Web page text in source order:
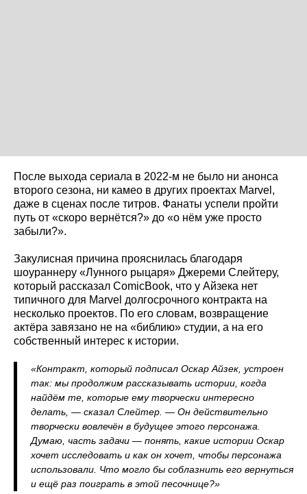
После выхода сериала в 2022-м не было ни анонса
второго сезона, ни камео в других проектах Marvel,
даже в сценах после титров. Фанаты успели пройти
путь от «скоро вернётся?» до «о нём уже просто
забыли?».
Закулисная причина прояснилась благодаря
шоураннеру «Лунного рыцаря» Джереми Слейтеру,
который рассказал ComicBook, что у Айзека нет
типичного для Marvel долгосрочного контракта на
несколько проектов. По его словам, возвращение
актёра завязано не на «библию» студии, а на его
собственный интерес к истории.
«Контракт, который подписал Оскар Айзек, устроен
так: мы продолжим рассказывать истории, когда
найдём те, которые ему творчески интересно
делать, — сказал Слейтер. — Он действительно
творчески вовлечён в будущее этого персонажа.
Думаю, часть задачи — понять, какие истории Оскар
хочет исследовать и как он хочет, чтобы персонажа
использовали. Что могло бы соблазнить его вернуться
и ещё раз поиграть в этой песочнице?»